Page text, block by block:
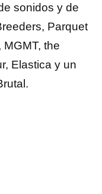
sonidos y de
Parquet
the
Elastica y un